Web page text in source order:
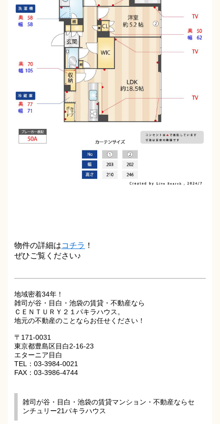
物件の詳細はコチラ ！
ぜひご覧ください♪
地域密着34年！
雑司が谷・目白・池袋の賃貸・不動産なら
ＣＥＮＴＵＲＹ２１パキラハウス。
地元の不動産のことならお任せください！
〒171-0031
東京都豊島区目白2-16-23
エターニア目白
TEL：03-3984-0021
FAX：03-3986-4744
雑司が谷・目白・池袋の賃貸マンション・不動産ならセ
ンチュリー21パキラハウス